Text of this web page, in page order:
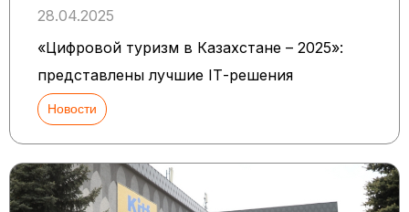
28.04.2025
«Цифровой туризм в Казахстане – 2025»:
представлены лучшие ІТ-решения
Новости